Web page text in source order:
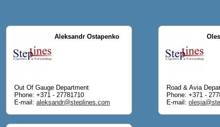
Aleksandr Ostapenko
Out Of Gauge Department
Phone: +371 - 27781710
E-mail: aleksandr@steplines.com
Road & Avia
Phone: +371 -
E-mail: